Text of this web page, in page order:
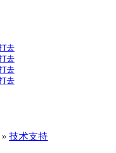
» 技术支持